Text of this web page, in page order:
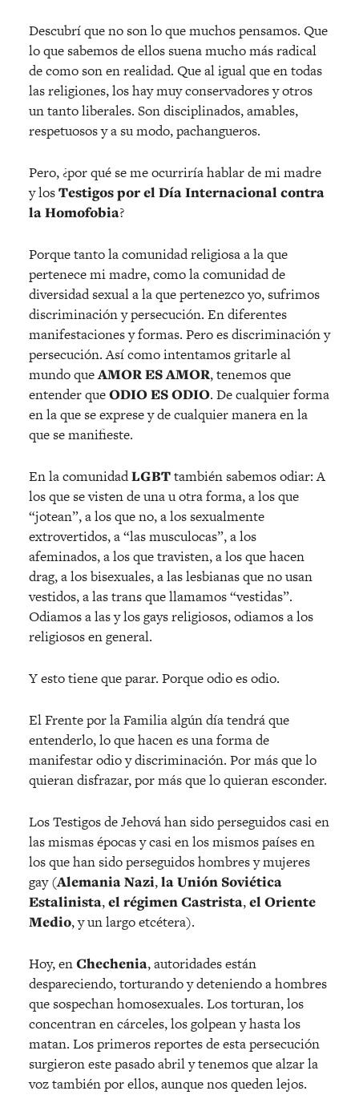
Descubrí que no son lo que muchos pensamos. Que
lo que sabemos de ellos suena mucho más radical
de como son en realidad. Que al igual que en todas
las religiones, los hay muy conservadores y otros
un tanto liberales. Son disciplinados, amables,
respetuosos y a su modo, pachangueros.
Pero, ¿por qué se me ocurriría hablar de mi madre
y losTestigos por el Día Internacional contra
la Homofobia?
Porque tanto la comunidad religiosa a la que
pertenece mi madre, como la comunidad de
diversidad sexual a la que pertenezco yo, sufrimos
discriminación y persecución. En diferentes
manifestaciones y formas. Pero es discriminación y
persecución. Así como intentamos gritarle al
mundo queAMOR ES AMOR, tenemos que
entender queODIO ES ODIO. De cualquier forma
en la que se exprese y de cualquier manera en la
que se manifieste.
En la comunidadLGBTtambién sabemos odiar: A
los que se visten de una u otra forma, a los que
“jotean”, a los que no, a los sexualmente
extrovertidos, a “las musculocas”, a los
afeminados, a los que travisten, a los que hacen
drag, a los bisexuales, a las lesbianas que no usan
vestidos, a las trans que llamamos “vestidas”.
Odiamos a las y los gays religiosos, odiamos a los
religiosos en general.
Y esto tiene que parar. Porque odio es odio.
El Frente por la Familia algún día tendrá que
entenderlo, lo que hacen es una forma de
manifestar odio y discriminación. Por más que lo
quieran disfrazar, por más que lo quieran esconder.
Los Testigos de Jehová han sido perseguidos casi en
las mismas épocas y casi en los mismos países en
los que han sido perseguidos hombres y mujeres
gay (Alemania Nazi,la Unión Soviética
Estalinista,el régimen Castrista,el Oriente
Medio, y un largo etcétera).
Hoy, enChechenia, autoridades están
despareciendo, torturando y deteniendo a hombres
que sospechan homosexuales. Los torturan, los
concentran en cárceles, los golpean y hasta los
matan. Los primeros reportes de esta persecución
surgieron este pasado abril y tenemos que alzar la
voz también por ellos, aunque nos queden lejos.